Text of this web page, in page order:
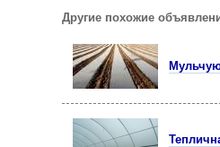
Другие похожие